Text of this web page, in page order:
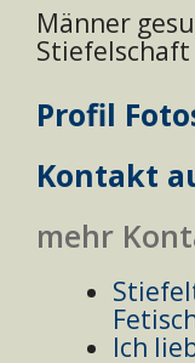
Männer
Profil
Kontakt
mehr
Ich